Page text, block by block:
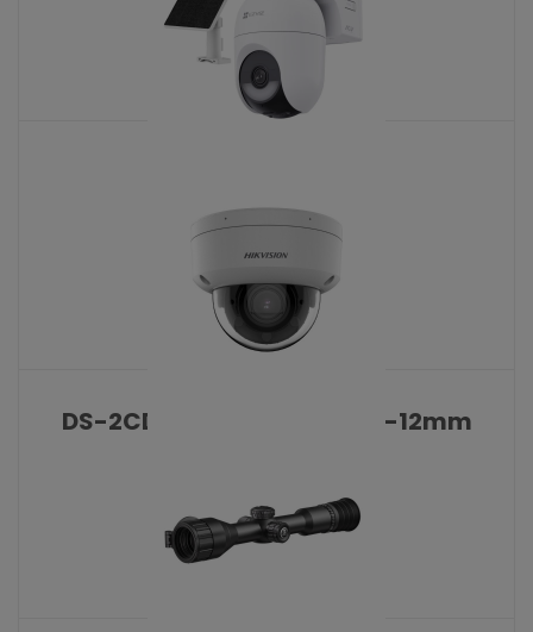
KATALOŠKI BROJ: 10468
DS-2CD2763G2-LIZS2U 2.8-12mm